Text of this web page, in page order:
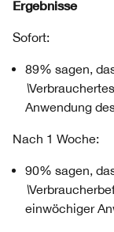
Ergebnisse
Sofort:
89% sagen,
\
Anwendung
Nach 1 Woche:
90% sagen,
\
einwöchiger